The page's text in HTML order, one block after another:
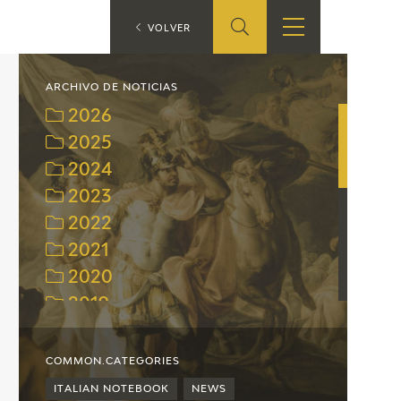
SHOP
ONLINE SHOP
RECURSOS
EDUCATIVOS
ARASAAC
ARCHIVO DE NOTICIAS
2026
2025
2024
2023
2022
2021
2020
2019
2018
2017
2016
COMMON.CATEGORIES
ITALIAN NOTEBOOK NEWS
VOLVER